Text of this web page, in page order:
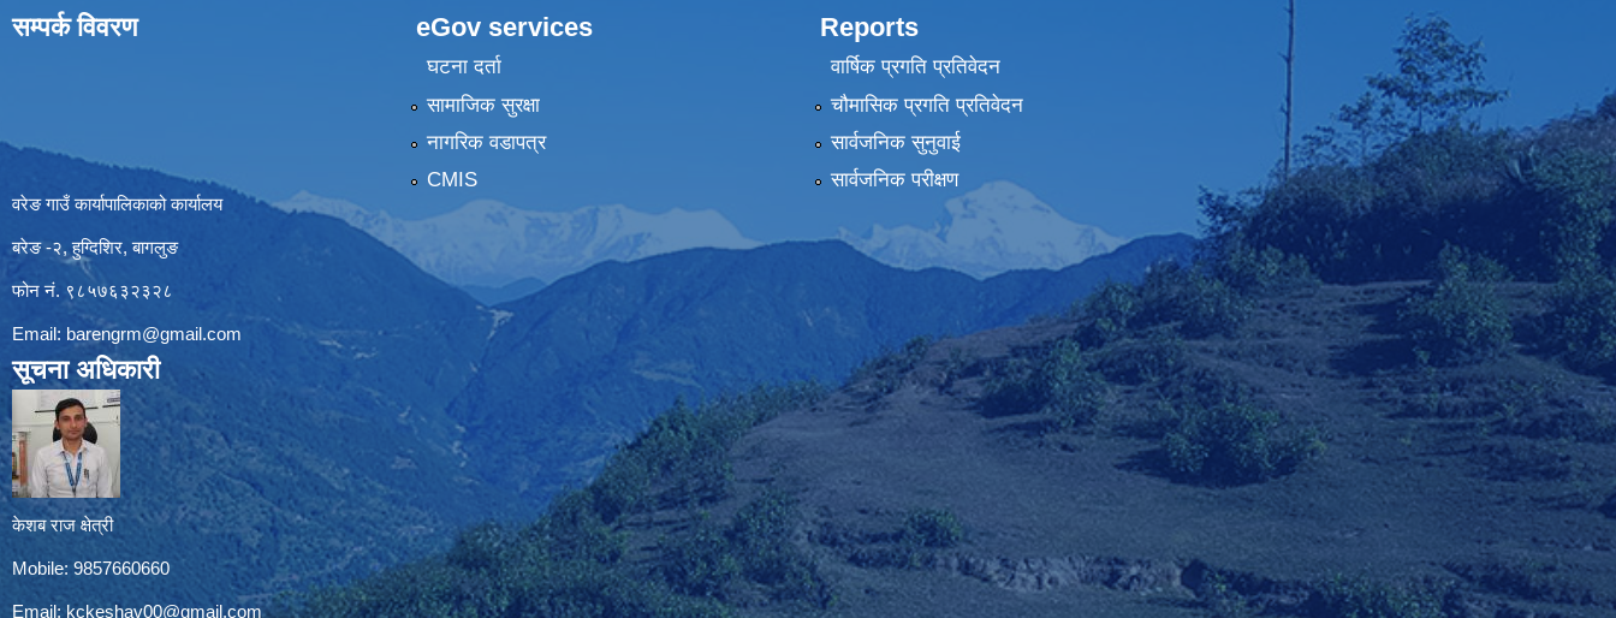
सम्पर्क विवरण
वरेङ गाउँ कार्यापालिकाको कार्यालय
बरेङ -२, हुग्दिशिर, बागलुङ
फोन नं. ९८५७६३२३२८
Email: barengrm@gmail.com
सूचना अधिकारी
केशब राज क्षेत्री
Mobile: 9857660660
Email: kckeshav00@gmail.com
eGov services
घटना दर्ता
सामाजिक सुरक्षा
नागरिक वडापत्र
CMIS
Reports
वार्षिक प्रगति प्रतिवेदन
चौमासिक प्रगति प्रतिवेदन
सार्वजनिक सुनुवाई
सार्वजनिक परीक्षण